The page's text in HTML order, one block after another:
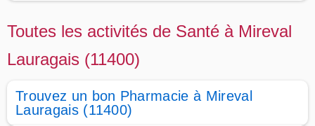
Toutes les activités de Santé à Mireval
Lauragais (11400)
Trouvez un bon Pharmacie à Mireval
Lauragais (11400)